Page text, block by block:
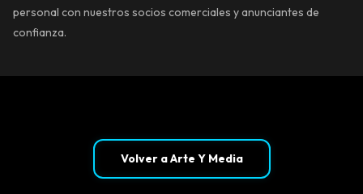
personal con nuestros socios comerciales y anunciantes de
confianza.
Volver a Arte Y Media